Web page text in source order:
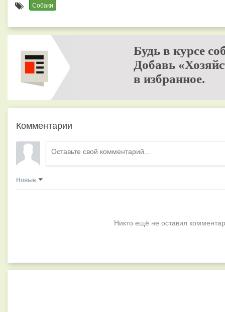
Собаки
Будь в курсе
Добавь
в избранное.
Комментарии
Новые
Никто ещё не оставил